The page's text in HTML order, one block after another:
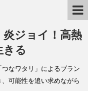
ジョイ！高熱
きる
なワタリ」によるブラン
可能性を追い求めながら